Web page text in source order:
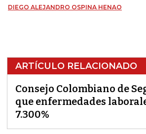
DIEGO ALEJANDRO OSPINA HENAO
ARTÍCULO RELACIONADO
Consejo Colombiano de
que enfermedades
7.300%